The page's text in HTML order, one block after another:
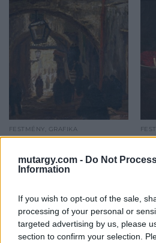
mutargy.com - Do Not
Information
If you wish to opt-out of the sale,
processing of your personal or
targeted advertising by us, please
section to confirm your selection.
FESTMÉNY, GRAFIKA
131. tétel:
(1887-1936): Keleti
utcarészlet
olaj, vászon, 33*44 cm, j.j.l.:
Gy. Sándor József
Kikiáltási ár:
26 000
Ft